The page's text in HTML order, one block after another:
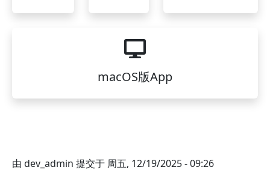
macOS版App
由 dev_admin 提交于 周五, 12/19/2025 - 09:26